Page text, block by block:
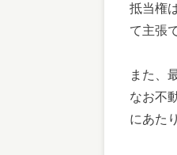
抵当権
て主張
また、
なお不
にあた